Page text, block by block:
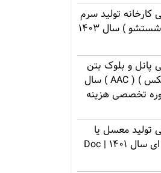
کارخانه تولید سرم
) سال 1403
پانل و بلوک بتن
سبک ( هبلکس ) ( AAC ) سال
تخصصی هزینه
تولید معسل یا
تنباکو میوه ای سال 1401 | Doc